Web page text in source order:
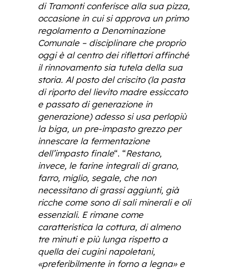
di Tramonti conferisce alla sua pizza,
occasione in cui si approva un primo
regolamento a Denominazione
Comunale – disciplinare che proprio
oggi è al centro dei riflettori affinché
il rinnovamento sia tutela della sua
storia. Al posto del criscito (la pasta
di riporto del lievito madre essiccato
e passato di generazione in
generazione) adesso si usa perlopiù
la biga, un pre-impasto grezzo per
innescare la fermentazione
dell’impasto finale“. “Restano,
invece, le farine integrali di grano,
farro, miglio, segale, che non
necessitano di grassi aggiunti, già
ricche come sono di sali minerali e oli
essenziali. E rimane come
caratteristica la cottura, di almeno
tre minuti e più lunga rispetto a
quella dei cugini napoletani,
«preferibilmente in forno a legna» e